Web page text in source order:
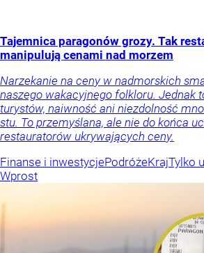
Tajemnica paragonów grozy. Tak
manipulują cenami nad morzem
Narzekanie na ceny w nadmorskich
naszego wakacyjnego folkloru. Jednak
turystów, naiwność ani niezdolność
stu. To przemyślana, ale nie do końca
restauratorów ukrywających ceny.
Finanse i inwestycjePodróżeKrajTylko
Wprost